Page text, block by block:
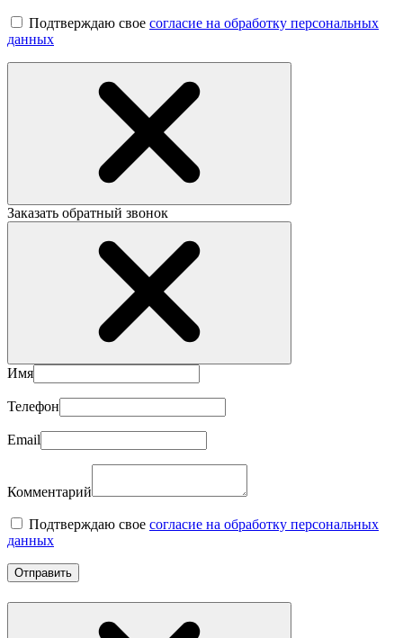
Подтверждаю свое согласие на обработку персональных
данных
Заказать обратный звонок
Имя
Телефон
Email
Комментарий
Подтверждаю свое согласие на обработку персональных
данных
Отправить